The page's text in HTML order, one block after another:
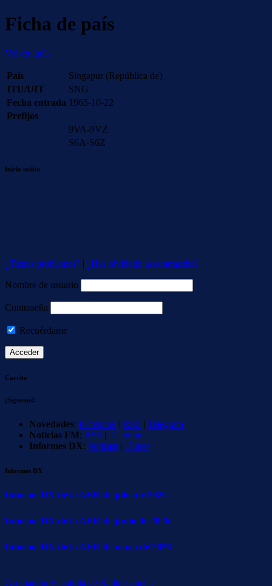
Ficha de país
Volver atrás
País
Singapur (República de)
ITU/UIT
SNG
Fecha entrada 1965-10-22
Prefijos
9VA-9VZ
S6A-S6Z
Inicio sesión
¿Tienes problemas? | ¿Has olvidado la contraseña?
Nombre de usuario
Contraseña
Recuérdame
Carrito
¡Síguenos!
Novedades: Facebook | RSS | Telegram
Noticias FM: RSS | Telegram
Informes DX: Podcast | iTunes
Informes DX
Informe DX de la AER de julio de 2026
Informe DX de la AER de junio de 2026
Informe DX de la AER de mayo de 2026
Asociación Española de Radioescucha